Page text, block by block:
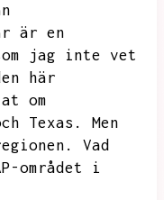
är en
jag inte vet
här
om
Texas.
Men
Vad
området i